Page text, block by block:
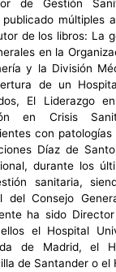
de Gestión
publicado múltiples
de los libros: La
en la
y la División
de un
El Liderazgo
en Crisis
con
Díaz de
durante los
sanitaria,
del Consejo
ha sido
el Hospital
de Madrid, el
de Santander o